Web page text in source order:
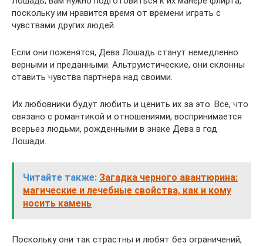
поскольку им нравится время от времени играть с
чувствами других людей.
Если они поженятся, Дева Лошадь станут немедленно
верными и преданными. Альтруистические, они склонны
ставить чувства партнера над своими.
Их любовники будут любить и ценить их за это. Все, что
связано с романтикой и отношениями, воспринимается
всерьез людьми, рожденными в знаке Дева в год
Лошади.
Читайте также: Загадка черного авантюрина:
магические и лечебные свойства, как и кому
носить камень
Поскольку они так страстны и любят без ограничений,